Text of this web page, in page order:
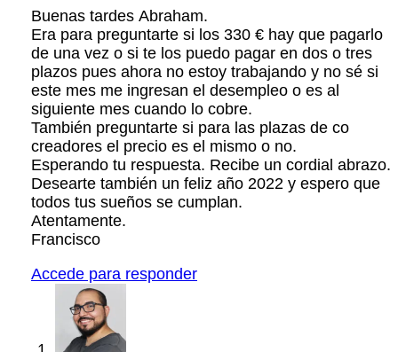
Buenas tardes Abraham.
Era para preguntarte si los 330 € hay que pagarlo
de una vez o si te los puedo pagar en dos o tres
plazos pues ahora no estoy trabajando y no sé si
este mes me ingresan el desempleo o es al
siguiente mes cuando lo cobre.
También preguntarte si para las plazas de co
creadores el precio es el mismo o no.
Esperando tu respuesta. Recibe un cordial abrazo.
Desearte también un feliz año 2022 y espero que
todos tus sueños se cumplan.
Atentamente.
Francisco
Accede para responder